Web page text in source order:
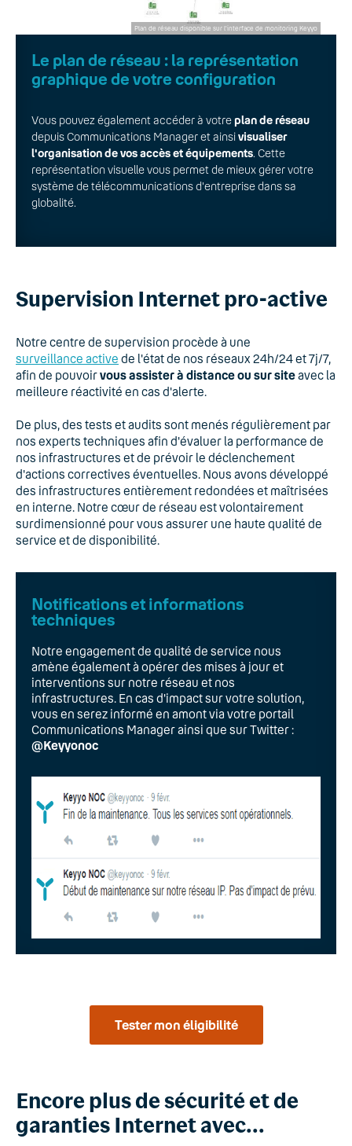
Plan de réseau disponible sur l'interface de monitoring Keyyo
Le plan de réseau : la représentation
graphique de votre configuration
Vous pouvez également accéder à votreplan de réseau
depuis Communications Manager et ainsivisualiser
l'organisation de vos accès et équipements. Cette
représentation visuelle vous permet de mieux gérer votre
système de télécommunications d'entreprise dans sa
globalité.
Supervision Internet pro-active
Notre centre de supervision procède à une
surveillance active de l'état de nos réseaux 24h/24 et 7j/7,
afin de pouvoirvous assister à distance ou sur siteavec la
meilleure réactivité en cas d'alerte.
De plus, des tests et audits sont menés régulièrement par
nos experts techniques afin d'évaluer la performance de
nos infrastructures et de prévoir le déclenchement
d'actions correctives éventuelles. Nous avons développé
des infrastructures entièrement redondées et maîtrisées
en interne. Notre cœur de réseau est volontairement
surdimensionné pour vous assurer une haute qualité de
service et de disponibilité.
Notifications et informations
techniques
Notre engagement de qualité de service nous
amène également à opérer des mises à jour et
interventions sur notre réseau et nos
infrastructures. En cas d'impact sur votre solution,
vous en serez informé en amont via votre portail
Communications Manager ainsi que sur Twitter :
@Keyyonoc
Tester mon éligibilité
Encore plus de sécurité et de
garanties Internet avec...